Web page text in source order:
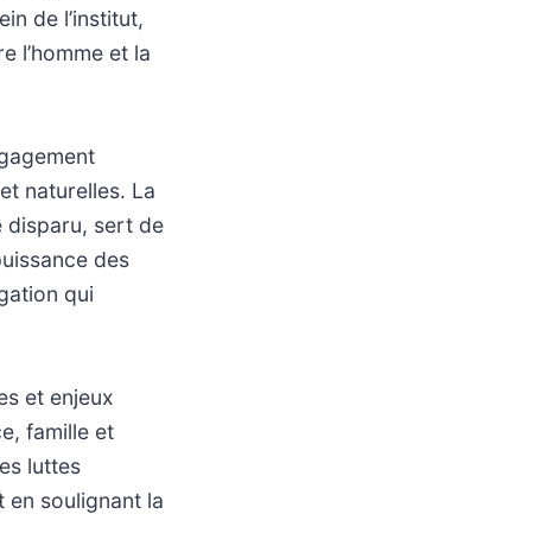
de l’institut,
l’homme et la
naturelles. La
disparu, sert de
des
qui
et enjeux
famille et
luttes
en soulignant la